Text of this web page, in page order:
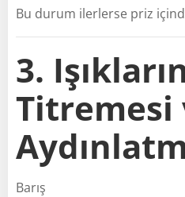
Bu durum ilerlerse priz
3.
Titremesi
Barış